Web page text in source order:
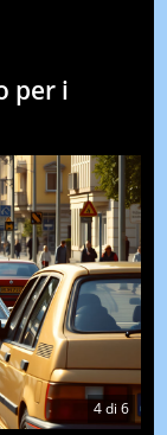
per i
4di 6